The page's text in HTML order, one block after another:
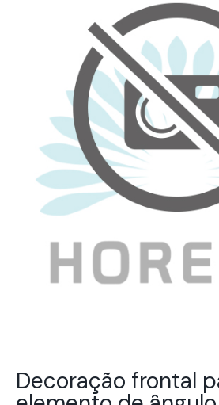
Decoração frontal